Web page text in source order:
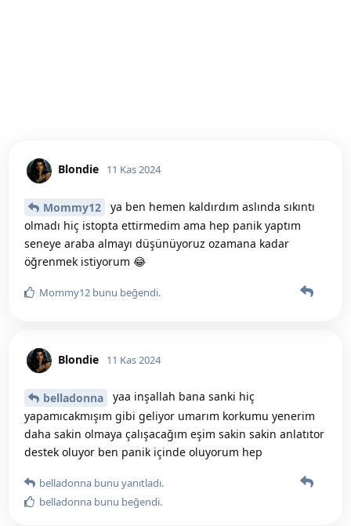
Blondie 11 Kas 2024
Mommy12
ya ben hemen kaldırdım aslında sıkıntı
olmadı hiç istopta ettirmedim ama hep panik yaptım
seneye araba almayı düşünüyoruz ozamana kadar
öğrenmek istiyorum 😂
Mommy12 bunu beğendi.
Blondie 11 Kas 2024
belladonna
yaa inşallah bana sanki hiç
yapamıcakmışım gibi geliyor umarım korkumu yenerim
daha sakin olmaya çalışacağım eşim sakin sakin anlatıtor
destek oluyor ben panik içinde oluyorum hep
belladonna bunu yanıtladı.
belladonna bunu beğendi.